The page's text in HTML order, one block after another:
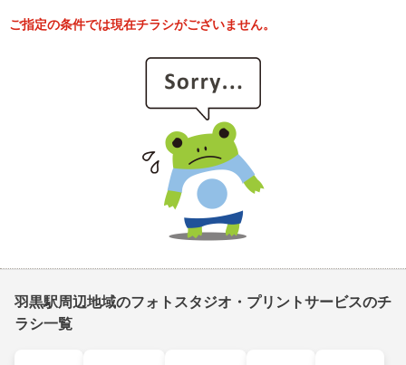
ご指定の条件では現在チラシがございません。
羽黒駅周辺地域のフォトスタジオ・プリントサービスのチ
ラシ一覧